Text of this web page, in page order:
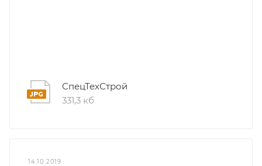
СпецТехСтрой
331,3 кб
14.10.2019